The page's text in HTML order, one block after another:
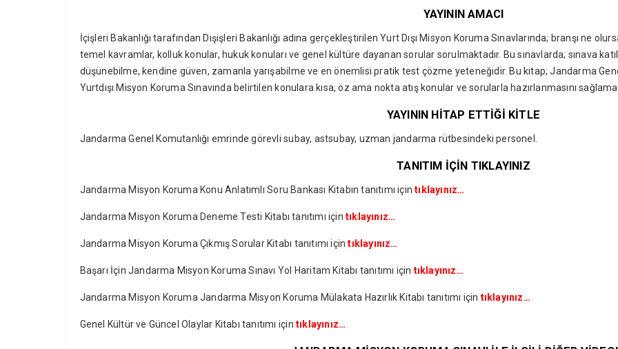
YAYININ AMACI
İçişleri Bakanlığı tarafından Dışişleri Bakanlığı adına gerçekleştirilen Yurt Dışı Misyon Koruma Sınavlarında; branşı ne
temel kavramlar, kolluk konular, hukuk konuları ve genel kültüre dayanan sorular sorulmaktadır. Bu sınavlarda; sınava
düşünebilme, kendine güven, zamanla yarışabilme ve en önemlisi pratik test çözme yeteneğidir. Bu kitap; Jandarma
Yurtdışı Misyon Koruma Sınavında belirtilen konulara kısa, öz ama nokta atış konular ve sorularla hazırlanmasını
YAYININ HİTAP ETTİĞİ KİTLE
Jandarma Genel Komutanlığı emrinde görevli subay, astsubay, uzman jandarma rütbesindeki personel.
TANITIM İÇİN TIKLAYINIZ
Jandarma Misyon Koruma Konu Anlatımlı Soru Bankası Kitabın tanıtımı içintıklayınız…
Jandarma Misyon Koruma Deneme Testi Kitabı tanıtımı için tıklayınız…
Jandarma Misyon Koruma Çıkmış Sorular Kitabı tanıtımı içintıklayınız…
Başarı İçin Jandarma Misyon Koruma Sınavı Yol Haritam Kitabı tanıtımı için tıklayınız…
Jandarma Misyon Koruma Jandarma Misyon Koruma Mülakata Hazırlık Kitabı tanıtımı için tıklayınız…
Genel Kültür ve Güncel Olaylar Kitabı tanıtımı için tıklayınız…